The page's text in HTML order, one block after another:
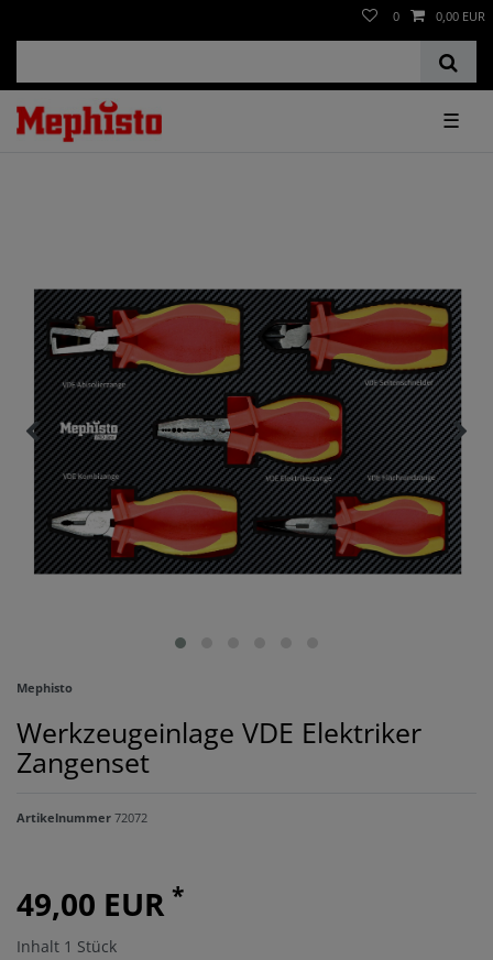
0 0,00 EUR
☰
Mephisto
Werkzeugeinlage VDE Elektriker
Zangenset
Artikelnummer 72072
49,00 EUR *
Inhalt 1 Stück